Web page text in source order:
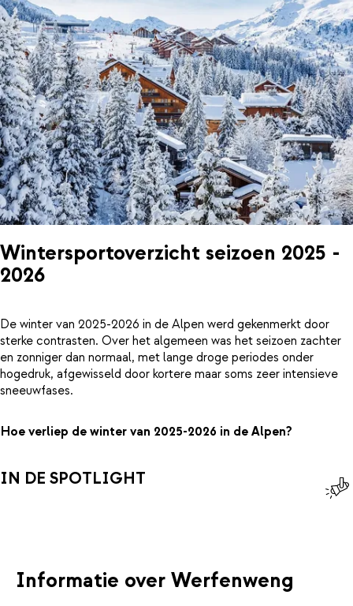
Wintersportoverzicht seizoen 2025 -
2026
De winter van 2025-2026 in de Alpen werd gekenmerkt door
sterke contrasten. Over het algemeen was het seizoen zachter
en zonniger dan normaal, met lange droge periodes onder
hogedruk, afgewisseld door kortere maar soms zeer intensieve
sneeuwfases.
Hoe verliep de winter van 2025-2026 in de Alpen?
IN DE SPOTLIGHT
Informatie over Werfenweng